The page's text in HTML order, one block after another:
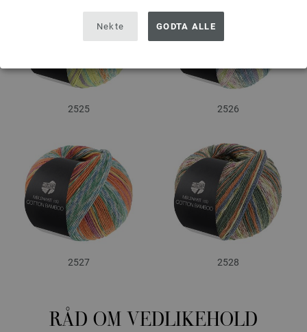
Nekte GODTA ALLE
2525 2526
2527 2528
RÅD OM VEDLIKEHOLD